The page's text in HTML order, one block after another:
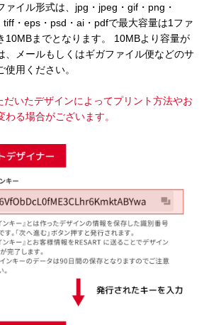
ァイル形式は、jpg・jpeg・gif・png・
tiff・eps・psd・ai・pdfで最大容量は1ファ
10MBまでとなります。 10MBより容量が
、メールもしくはギガファイル便などのサ
使用ください。
いたデザインによってプリント方法やお
わる場合がございます。